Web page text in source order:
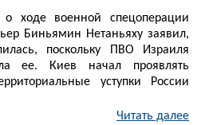
о ходе военной спецоперации
Биньямин Нетаньяху заявил,
поскольку ПВО Израиля
ее. Киев начал проявлять
уступки России
Читать далее